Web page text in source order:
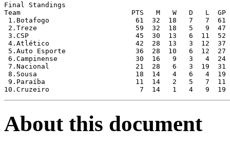
Final Standings
Team                           PTS   M   W   D   L  GP
1.Botafogo                     61  32  18   7   7  61
2.Treze                        59  32  18   5   9  47
3.CSP                          45  30  13   6  11  52
4.Atlético                     42  28  13   3  12  37
5.Auto Esporte                 36  28  10   6  12  27
6.Campinense                   30  16   9   3   4  24
7.Nacional                     21  28   6   3  19  31
8.Sousa                        18  14   4   6   4  19
9.Paraíba                      11  14   2   5   7  11
About this document